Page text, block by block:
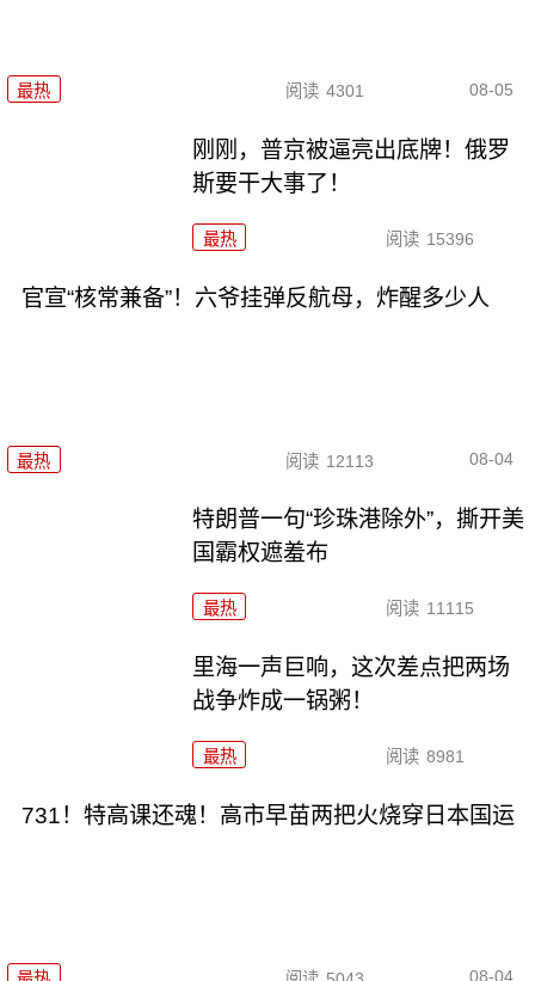
最热 阅读 4301 08-05
刚刚，普京被逼亮出底牌！俄罗
斯要干大事了！
最热 阅读 15396
官宣“核常兼备”！六爷挂弹反航母，炸醒多少人
最热 阅读 12113 08-04
特朗普一句“珍珠港除外”，撕开美
国霸权遮羞布
最热 阅读 11115
里海一声巨响，这次差点把两场
战争炸成一锅粥！
最热 阅读 8981
731！特高课还魂！高市早苗两把火烧穿日本国运
08-04